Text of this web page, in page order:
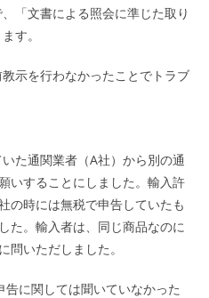
「文書による照会に準じた取り
す。
示を行わなかったことでトラブ
た通関業者（A社）から別の通
いすることにしました。輸入許
の時には無税で申告していたも
た。輸入者は、同じ商品なのに
問いただしました。
に関しては聞いていなかった